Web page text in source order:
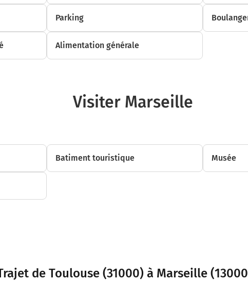
Parking
Alimentation générale
Visiter Marseille
Batiment touristique Musée
de Toulouse (31000) à Marseille